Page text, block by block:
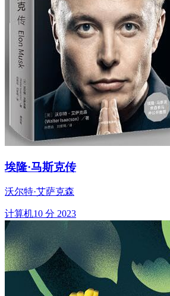
埃隆·马斯克传
沃尔特·艾萨克森
计算机10 分 2023